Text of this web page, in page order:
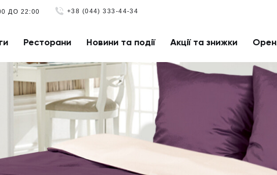
ДО 22:00 +38 (044) 333-44-34
Ресторани Новини та події Акції та знижки